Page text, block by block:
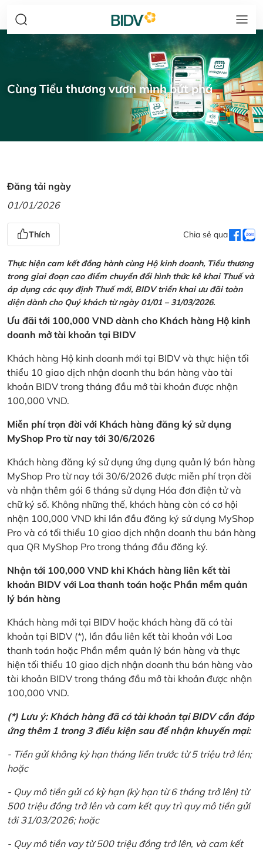
Cùng Tiểu thương vươn mình bứt phá
Đăng tải ngày
01/01/2026
Thích Chia sẻ qua
Thực hiện cam kết đồng hành cùng Hộ kinh doanh, Tiểu thương
trong giai đoạn cao điểm chuyển đổi hình thức kê khai Thuế và
áp dụng các quy định Thuế mới, BIDV triển khai ưu đãi toàn
diện dành cho Quý khách từ ngày 01/01 – 31/03/2026.
Ưu đãi tới 100,000 VND dành cho Khách hàng Hộ kinh
doanh mở tài khoản tại BIDV
Khách hàng Hộ kinh doanh mới tại BIDV và thực hiện tối
thiểu 10 giao dịch nhận doanh thu bán hàng vào tài
khoản BIDV trong tháng đầu mở tài khoản được nhận
100,000 VND.
Miễn phí trọn đời với Khách hàng đăng ký sử dụng
MyShop Pro từ nay tới 30/6/2026
Khách hàng đăng ký sử dụng ứng dụng quản lý bán hàng
MyShop Pro từ nay tới 30/6/2026 được miễn phí trọn đời
và nhận thêm gói 6 tháng sử dụng Hóa đơn điện tử và
chữ ký số. Không những thế, khách hàng còn có cơ hội
nhận 100,000 VND khi lần đầu đăng ký sử dụng MyShop
Pro và có tối thiểu 10 giao dịch nhận doanh thu bán hàng
qua QR MyShop Pro trong tháng đầu đăng ký.
Nhận tới 100,000 VND khi Khách hàng liên kết tài
khoản BIDV với Loa thanh toán hoặc Phần mềm quản
lý bán hàng
Khách hàng mới tại BIDV hoặc khách hàng đã có tài
khoản tại BIDV (*), lần đầu liên kết tài khoản với Loa
thanh toán hoặc Phần mềm quản lý bán hàng và thực
hiện tối thiểu 10 giao dịch nhận doanh thu bán hàng vào
tài khoản BIDV trong tháng đầu mở tài khoản được nhận
100,000 VND.
(*) Lưu ý: Khách hàng đã có tài khoản tại BIDV cần đáp
ứng thêm 1 trong 3 điều kiện sau để nhận khuyến mại:
- Tiền gửi không kỳ hạn tháng liền trước từ 5 triệu trở lên;
hoặc
- Quy mô tiền gửi có kỳ hạn (kỳ hạn từ 6 tháng trở lên) từ
500 triệu đồng trở lên và cam kết quy trì quy mô tiền gửi
tới 31/03/2026; hoặc
- Quy mô tiền vay từ 500 triệu đồng trở lên, và cam kết